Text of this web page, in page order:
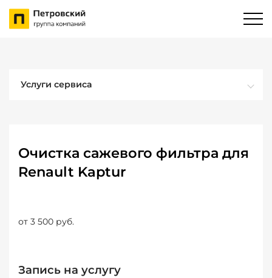
Услуги сервиса
Очистка сажевого фильтра для
Renault Kaptur
от 3 500 руб.
Запись на услугу